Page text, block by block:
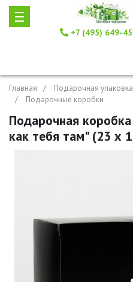
+7 (495) 649-
Главная
Подарочная
Подарочные коробки
Подарочная
как тебя там" (23 х